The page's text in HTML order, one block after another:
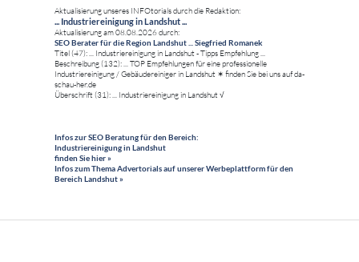
Aktualisierung unseres INFOtorials durch die Redaktion:
... Industriereinigung in Landshut ...
Aktualisierung am 08.08.2026 durch:
SEO Berater für die Region Landshut ... Siegfried Romanek
Titel (47): ... Industriereinigung in Landshut - Tipps Empfehlung ...
Beschreibung (132): ... TOP Empfehlungen für eine professionelle
Industriereinigung / Gebäudereiniger in Landshut ✶ finden Sie bei uns auf da-
schau-her.de
Überschrift (31): ... Industriereinigung in Landshut √
Infos zur SEO Beratung für den Bereich:
Industriereinigung in Landshut
finden Sie hier »
Infos zum Thema Advertorials auf unserer Werbeplattform für den
Bereich Landshut »